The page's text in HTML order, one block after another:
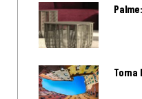
Torna